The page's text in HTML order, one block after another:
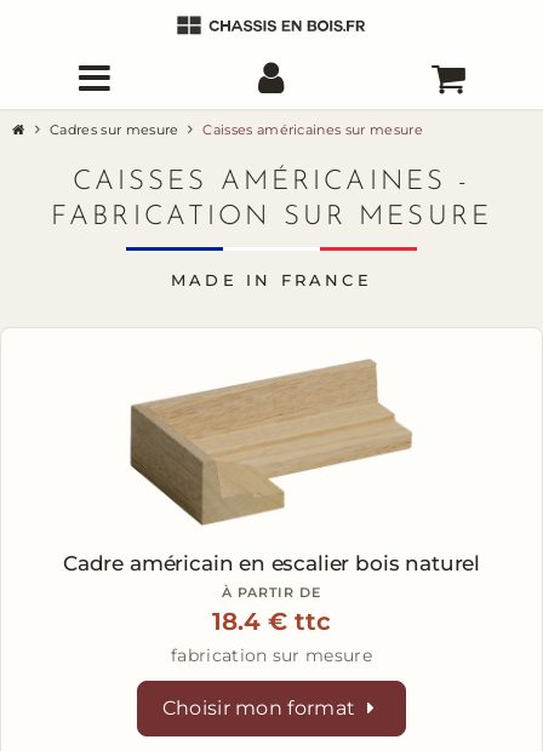
Cadres sur mesure Caisses américaines sur mesure
CAISSES AMÉRICAINES -
FABRICATION SUR MESURE
Cadre américain en escalier bois naturel
À PARTIR DE
18.4 € ttc
fabrication sur mesure
Choisir mon format